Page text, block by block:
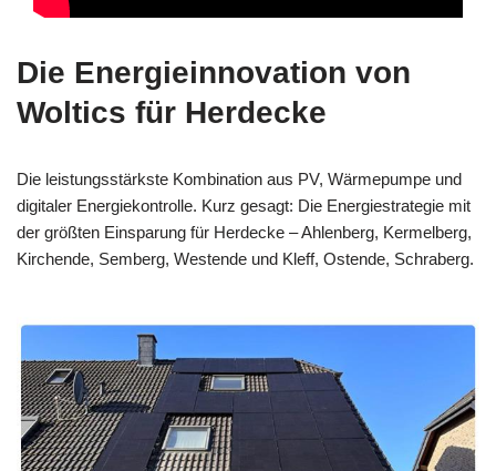
Die Energieinnovation von
Woltics für Herdecke
Die leistungsstärkste Kombination aus PV, Wärmepumpe und
digitaler Energiekontrolle. Kurz gesagt: Die Energiestrategie mit
der größten Einsparung für Herdecke – Ahlenberg, Kermelberg,
Kirchende, Semberg, Westende und Kleff, Ostende, Schraberg.